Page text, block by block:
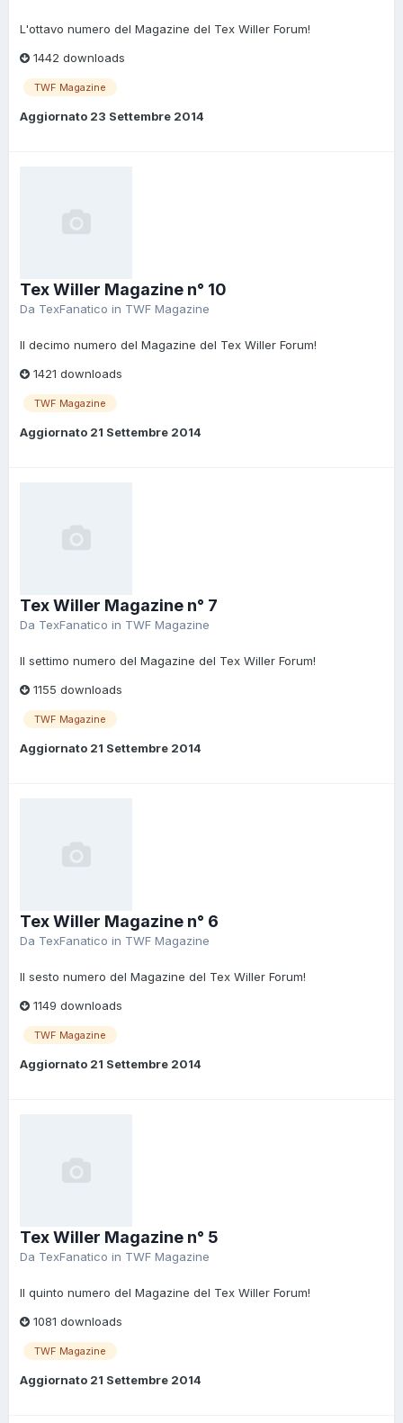
L'ottavo numero del Magazine del Tex Willer Forum!
1442 downloads
TWF Magazine
Aggiornato 23 Settembre 2014
Tex Willer Magazine n° 10
Da TexFanatico in TWF Magazine
Il decimo numero del Magazine del Tex Willer Forum!
1421 downloads
TWF Magazine
Aggiornato 21 Settembre 2014
Tex Willer Magazine n° 7
Da TexFanatico in TWF Magazine
Il settimo numero del Magazine del Tex Willer Forum!
1155 downloads
TWF Magazine
Aggiornato 21 Settembre 2014
Tex Willer Magazine n° 6
Da TexFanatico in TWF Magazine
Il sesto numero del Magazine del Tex Willer Forum!
1149 downloads
TWF Magazine
Aggiornato 21 Settembre 2014
Tex Willer Magazine n° 5
Da TexFanatico in TWF Magazine
Il quinto numero del Magazine del Tex Willer Forum!
1081 downloads
TWF Magazine
Aggiornato 21 Settembre 2014